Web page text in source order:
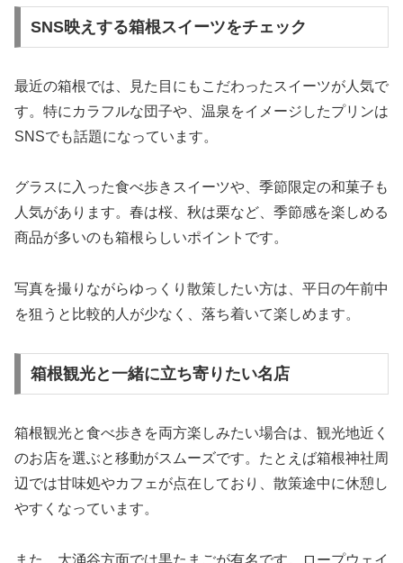
SNS映えする箱根スイーツをチェック
最近の箱根では、見た目にもこだわったスイーツが人気で
す。特にカラフルな団子や、温泉をイメージしたプリンは
SNSでも話題になっています。
グラスに入った食べ歩きスイーツや、季節限定の和菓子も
人気があります。春は桜、秋は栗など、季節感を楽しめる
商品が多いのも箱根らしいポイントです。
写真を撮りながらゆっくり散策したい方は、平日の午前中
を狙うと比較的人が少なく、落ち着いて楽しめます。
箱根観光と一緒に立ち寄りたい名店
箱根観光と食べ歩きを両方楽しみたい場合は、観光地近く
のお店を選ぶと移動がスムーズです。たとえば箱根神社周
辺では甘味処やカフェが点在しており、散策途中に休憩し
やすくなっています。
また、大涌谷方面では黒たまごが有名です。ロープウェイ